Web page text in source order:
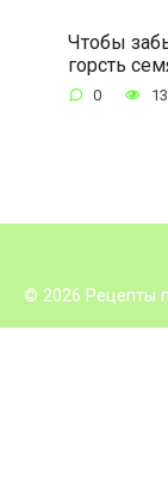
Чтобы
горсть
0
© 2026 Рецепты